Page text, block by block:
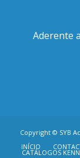
Aderente
Copyright © SYB
INÍCIO
CATÁLOGOS